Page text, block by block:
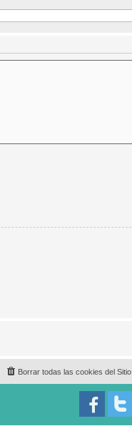
Borrar todas las cookies del Sitio